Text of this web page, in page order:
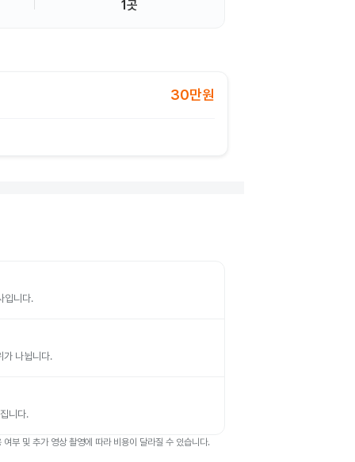
1곳
30만원
입니다.
가 나뉩니다.
니다.
부 및 추가 영상 촬영에 따라 비용이 달라질 수 있습니다.